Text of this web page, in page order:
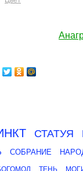
СТАТУЯ
СОБРАНИЕ
ТЕНЬ